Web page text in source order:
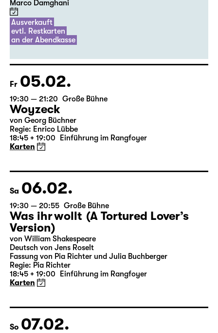
Premiere
Auftragswerk des Schauspiel Leipzig
Der Riss (UA)
Marco Damghani
Ausverkauft
evtl. Restkarten
an der Abendkasse
Fr 05.02.
19:30 — 21:20 Große Bühne
Woyzeck
18:45 + 19:00 Einführung im Rangfoyer
Karten
Sa 06.02.
19:30 — 20:55 Große Bühne
Was ihr wollt (A Tortured Lover’s
Version)
von William Shakespeare
Deutsch von Jens Roselt
18:45 + 19:00 Einführung im Rangfoyer
Karten